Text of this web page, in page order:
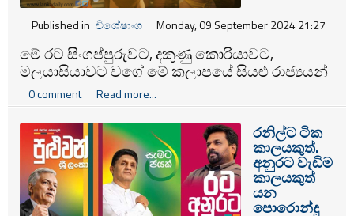
Published in විශේෂාංග Monday, 09 September 2024 21:27
මේ රට සිංගප්පුරුවට, දකුණු කොරියාවට,
මලයාසියාවට වගේ මේ කලාපයේ සියළු රාජ්‍යයන්
වලට වඩා එහා ගිය සංවර්ධනයක් අත්පත්
කරගැනීමේ හැකියාවන් සහිතව තිබුණු රටක්. ඒ
හැකියාව නියමාකාරයෙන් පාවිච්චි කිරීමට ගත්
උත්සාහයන් විටින් විට කඩාකප්පල් කරන වාම
ජාතිකවාදී දේශපාලනික මැදහත් වීම් නිසා
අවස්ථාවන් රැසක් අහිමි කර ගැනීම සිදු වුණා.
0 comment Read more...
රනිල්ට ටික
කාලයකුත්.
අනුරට වැඩිම
කාලයකුත්
යන
පොරොන්දු